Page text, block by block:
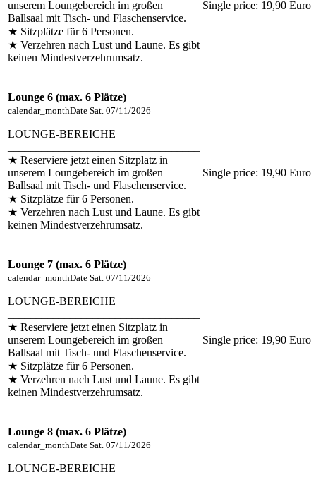
unserem Loungebereich im großen
Ballsaal mit Tisch- und Flaschenservice.
★ Sitzplätze für 6 Personen.
★ Verzehren nach Lust und Laune. Es gibt
keinen Mindestverzehrumsatz.
Single price: 19,90 Euro
Lounge 6 (max. 6 Plätze)
calendar_monthDate Sat. 07/11/2026
LOUNGE-BEREICHE
★ Reserviere jetzt einen Sitzplatz in
unserem Loungebereich im großen
Ballsaal mit Tisch- und Flaschenservice.
★ Sitzplätze für 6 Personen.
★ Verzehren nach Lust und Laune. Es gibt
keinen Mindestverzehrumsatz.
Single price: 19,90 Euro
Lounge 7 (max. 6 Plätze)
calendar_monthDate Sat. 07/11/2026
LOUNGE-BEREICHE
★ Reserviere jetzt einen Sitzplatz in
unserem Loungebereich im großen
Ballsaal mit Tisch- und Flaschenservice.
★ Sitzplätze für 6 Personen.
★ Verzehren nach Lust und Laune. Es gibt
keinen Mindestverzehrumsatz.
Single price: 19,90 Euro
Lounge 8 (max. 6 Plätze)
calendar_monthDate Sat. 07/11/2026
LOUNGE-BEREICHE